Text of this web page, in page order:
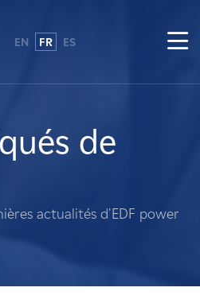
EN FR ES
de
actualités d'EDF power